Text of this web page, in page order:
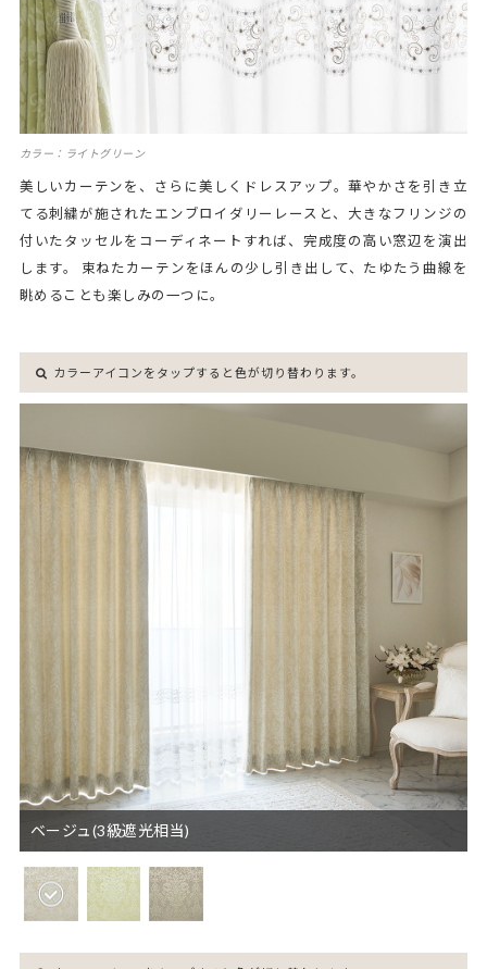
カラー：ライトグリーン
美しいカーテンを、さらに美しくドレスアップ。華やかさを引き立
てる刺繍が施されたエンブロイダリーレースと、大きなフリンジの
付いたタッセルをコーディネートすれば、完成度の高い窓辺を演出
します。 束ねたカーテンをほんの少し引き出して、たゆたう曲線を
眺めることも楽しみの一つに。
カラーアイコンをタップすると色が切り替わります。
ベージュ(3級遮光相当)